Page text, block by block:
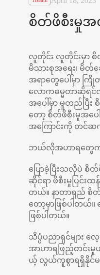
စိတ်ဖိစီးမှု
လူတိုင်း လူတိုင်းမှာ စိ
မိသားစုအရေး၊ မိတ်
အရာတွေပေါ်မှာ ကြို
လောကဓမ္မတာဆိုရင်
အပေါ်မှာ မူတည်ပြီ
တော့ စိတ်ဖိစီးမှုအပ
အကြောင်းကို တင်
ဘယ်လိုအဟာရတွေက
ပြောခဲ့ပြီးသလိုပဲ စိ
ဆိုင်ရာ ဖိစီးမှုပြင်း
တယ်။ နာတာရှည် စိတ်
တော့မှာဖြစ်ပါတယ်။
ဖြစ်ပါတယ်။
သိပ္ပံပညာရှင်များ
အာဟာရဖြည့်တင်း
ယ့် လွယ်ကူစွာရရှိနိုင်မယ့်